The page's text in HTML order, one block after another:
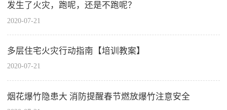
发生了火灾，跑呢，还是不跑呢？
2020-07-21
多层住宅火灾行动指南【培训教案】
2020-07-21
烟花爆竹隐患大 消防提醒春节燃放爆竹注意安全